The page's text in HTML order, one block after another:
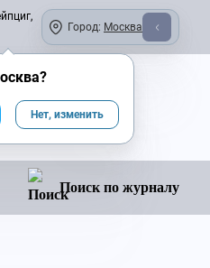
Город: Москва
Поиск по журналу
?
Нет, изменить